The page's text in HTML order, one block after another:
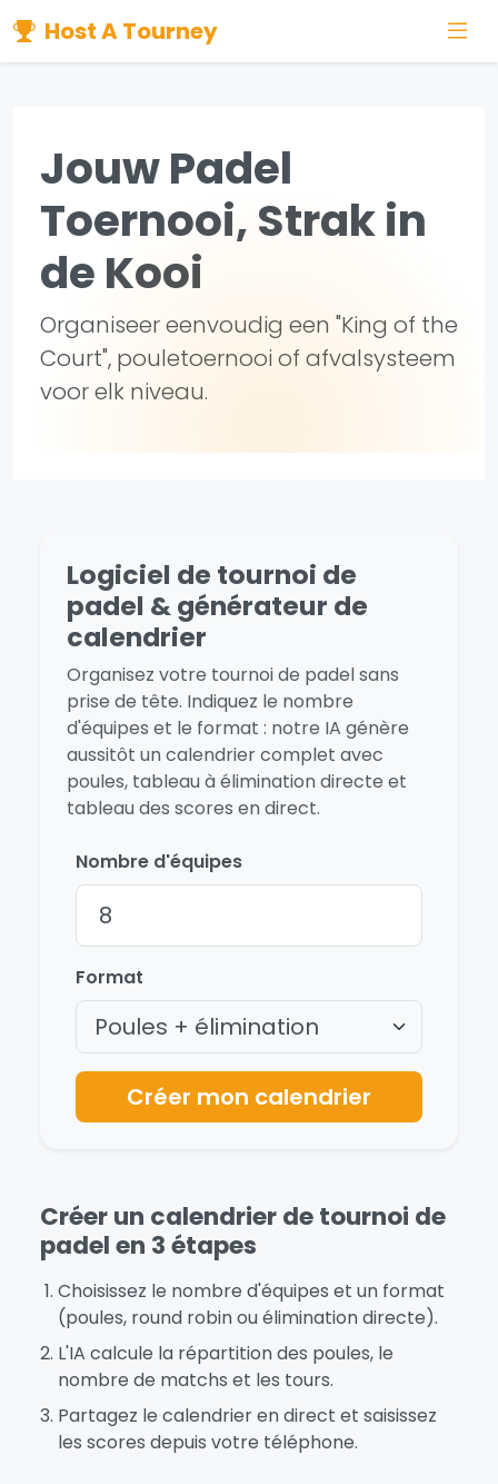
Host A Tourney
Jouw Padel
Toernooi, Strak in
de Kooi
Organiseer eenvoudig een "King of the
Court", pouletoernooi of afvalsysteem
voor elk niveau.
Logiciel de tournoi de
padel & générateur de
calendrier
Organisez votre tournoi de padel sans
prise de tête. Indiquez le nombre
d'équipes et le format : notre IA génère
aussitôt un calendrier complet avec
poules, tableau à élimination directe et
tableau des scores en direct.
Nombre d'équipes
Format
Créer mon calendrier
Créer un calendrier de tournoi de
padel en 3 étapes
Choisissez le nombre d'équipes et un format
(poules, round robin ou élimination directe).
L'IA calcule la répartition des poules, le
nombre de matchs et les tours.
Partagez le calendrier en direct et saisissez
les scores depuis votre téléphone.